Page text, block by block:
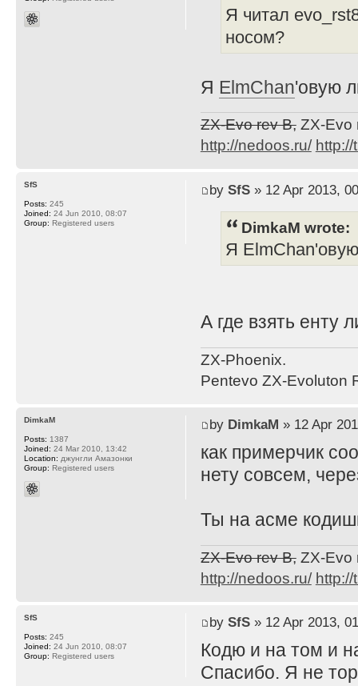
Я читал
носом?
Я ElmChan'овую
ZX-Evo rev B,ZX-Evo
http://nedoos.ru/
by SfS» 12 Apr 2013,
DimkaM wrote:
Я
А где взять енту
ZX-Phoenix.
Pentevo ZX-Evoluton
SfS
Posts: 245
Joined: 24 Jun 2010, 08:07
Group: Registered users
by DimkaM » 12 Apr
как примерчик
нету совсем,
Ты на асме
ZX-Evo rev B,ZX-Evo
http://nedoos.ru/
DimkaM
Posts: 1387
Joined: 24 Mar 2010, 13:42
Location: джунгли Амазонки
Group: Registered users
by SfS» 12 Apr 2013,
Кодю и на том и
Спасибо. Я не
SfS
Posts: 245
Joined: 24 Jun 2010, 08:07
Group: Registered users